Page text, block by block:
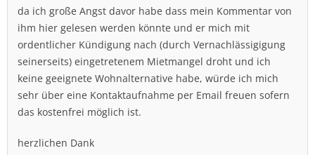
da ich große Angst davor habe dass mein Kommentar von
ihm hier gelesen werden könnte und er mich mit
ordentlicher Kündigung nach (durch Vernachlässigigung
seinerseits) eingetretenem Mietmangel droht und ich
keine geeignete Wohnalternative habe, würde ich mich
sehr über eine Kontaktaufnahme per Email freuen sofern
das kostenfrei möglich ist.
herzlichen Dank